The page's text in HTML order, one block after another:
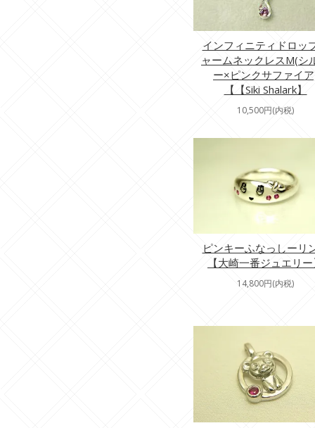
インフィニティドロッ
ャームネックレスM(シ
ー×ピンクサファイ
【【Siki Shalark】
10,500円(内税)
ピンキーふなっしーリ
【大崎一番ジュエリ
14,800円(内税)